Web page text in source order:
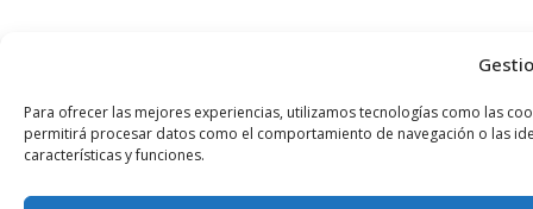
Para ofrecer las mejores experiencias, utilizamos tecnologías como las
permitirá procesar datos como el comportamiento de navegación o las
características y funciones.